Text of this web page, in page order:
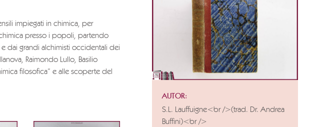
AUTOR:
S.L. Lauffuigne<br />(trad. Dr. Andrea
Buffini)<br />
impiegati in chimica, per
presso i popoli, partendo
e dai grandi alchimisti occidentali dei
Raimondo Lullo, Basilio
filosofica” e alle scoperte del